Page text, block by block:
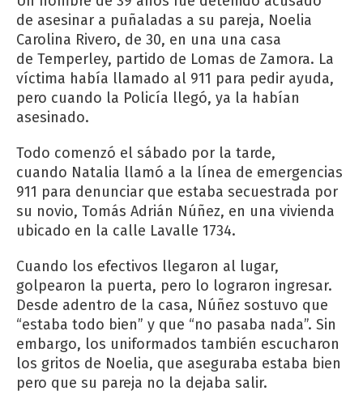
de asesinar a puñaladas a su pareja, Noelia
Carolina Rivero, de 30, en una una casa
de Temperley, partido de Lomas de Zamora. La
víctima había llamado al 911 para pedir ayuda,
pero cuando la Policía llegó, ya la habían
asesinado.
Todo comenzó el sábado por la tarde,
cuando Natalia llamó a la línea de emergencias
911 para denunciar que estaba secuestrada por
su novio, Tomás Adrián Núñez, en una vivienda
ubicado en la calle Lavalle 1734.
Cuando los efectivos llegaron al lugar,
golpearon la puerta, pero lo lograron ingresar.
Desde adentro de la casa, Núñez sostuvo que
“estaba todo bien” y que “no pasaba nada”. Sin
embargo, los uniformados también escucharon
los gritos de Noelia, que aseguraba estaba bien
pero que su pareja no la dejaba salir.